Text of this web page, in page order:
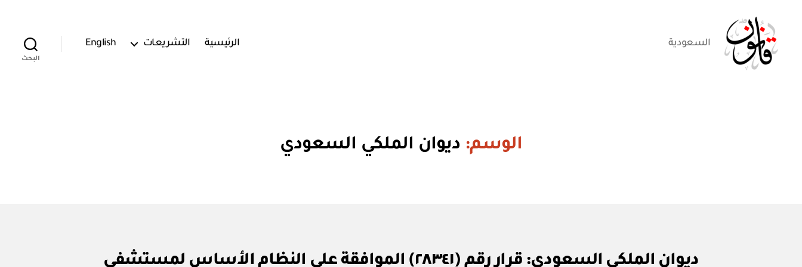
السعودية الرئيسية التشريعات English
البحث
الوسم: ديوان الملكي السعودي
التصنيفاتق
ديوان الملكي السعودي: قرار رقم (٢٨٣٤١) الموافقة على النظام الأساس لمستشفى
بو